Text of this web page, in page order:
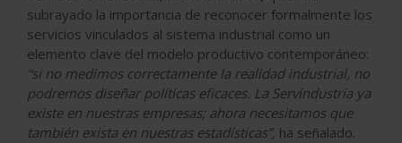
subrayado la importancia de reconocer formalmente los
servicios vinculados al sistema industrial como un
elemento clave del modelo productivo contemporáneo:
“si no medimos correctamente la realidad industrial, no
podremos diseñar políticas eficaces. La Servindustria ya
existe en nuestras empresas; ahora necesitamos que
también exista en nuestras estadísticas”, ha señalado.